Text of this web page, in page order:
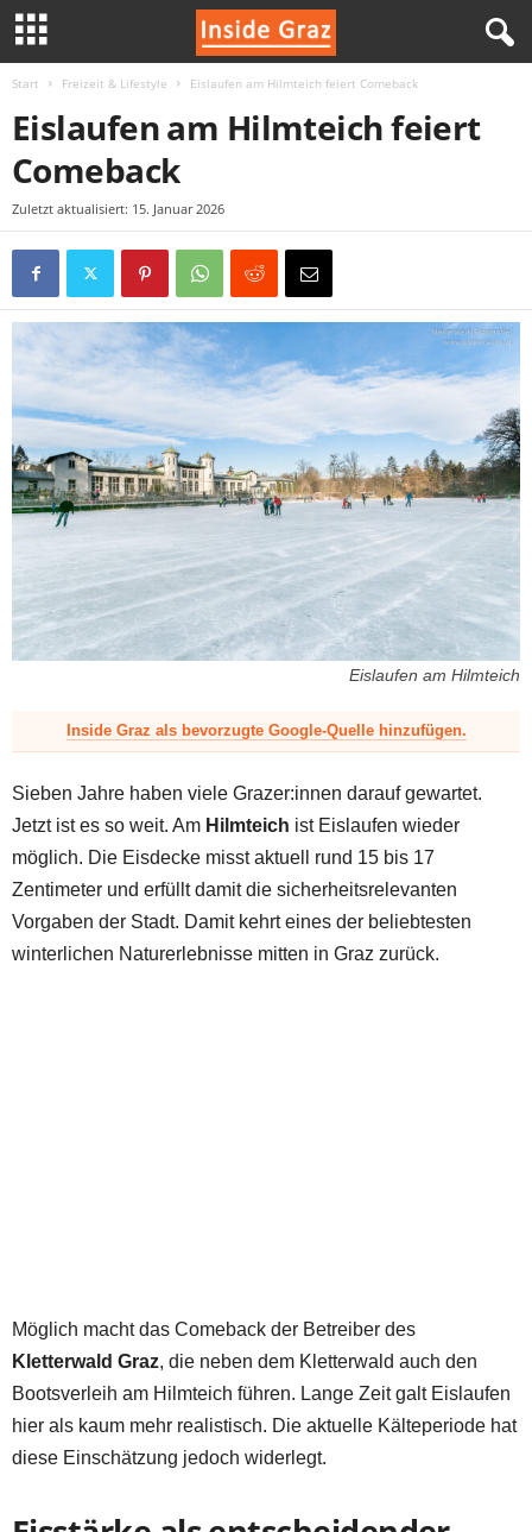
Start Freizeit & Lifestyle Eislaufen am Hilmteich feiert Comeback
Eislaufen am Hilmteich feiert
Comeback
Zuletzt aktualisiert: 15. Januar 2026
Eislaufen am Hilmteich
Inside Graz als bevorzugte Google-Quelle hinzufügen.
Sieben Jahre haben viele Grazer:innen darauf gewartet.
Jetzt ist es so weit. Am Hilmteich ist Eislaufen wieder
möglich. Die Eisdecke misst aktuell rund 15 bis 17
Zentimeter und erfüllt damit die sicherheitsrelevanten
Vorgaben der Stadt. Damit kehrt eines der beliebtesten
winterlichen Naturerlebnisse mitten in Graz zurück.
Möglich macht das Comeback der Betreiber des
Kletterwald Graz, die neben dem Kletterwald auch den
Bootsverleih am Hilmteich führen. Lange Zeit galt Eislaufen
hier als kaum mehr realistisch. Die aktuelle Kälteperiode hat
diese Einschätzung jedoch widerlegt.